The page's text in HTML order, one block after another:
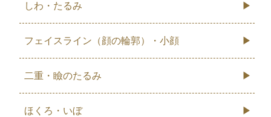
しわ・たるみ
フェイスライン（顔の輪郭）・小顔
二重・瞼のたるみ
ほくろ・いぼ